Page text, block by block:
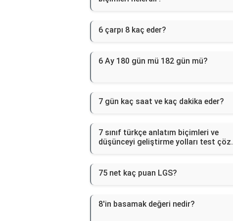
6 çarpı 8 kaç eder?
6 Ay 180 gün mü 182 gün mü?
7 gün kaç saat ve kaç dakika eder?
7 sınıf türkçe anlatım biçimleri ve
düşünceyi geliştirme yolları test çöz.
75 net kaç puan LGS?
8'in basamak değeri nedir?